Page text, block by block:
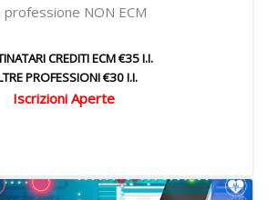
professione NON ECM
CREDITI ECM €35 I.I.
PROFESSIONI €30 I.I.
Iscrizioni Aperte